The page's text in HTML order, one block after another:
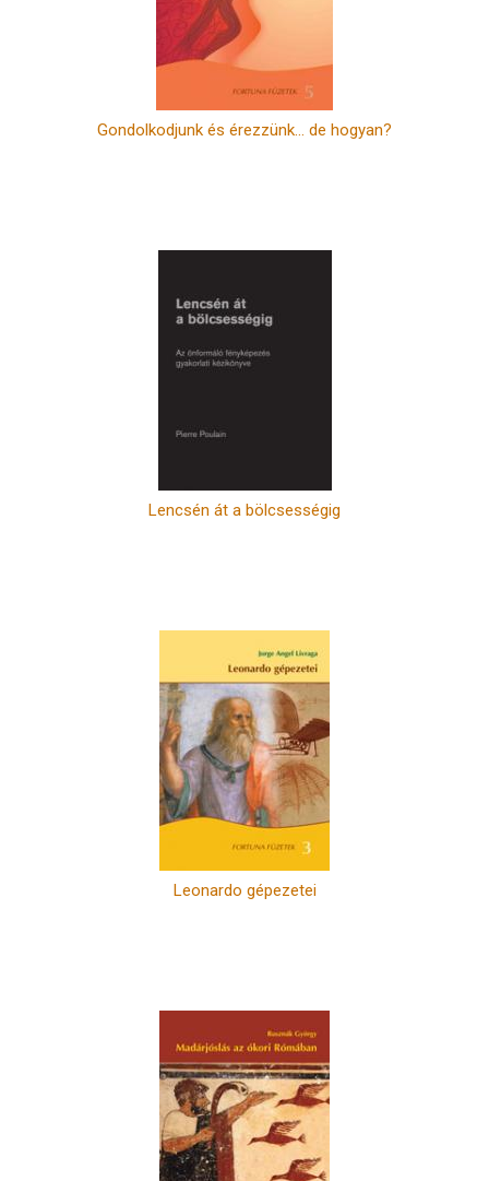
Gondolkodjunk és érezzünk... de hogyan?
Lencsén át a bölcsességig
Leonardo gépezetei